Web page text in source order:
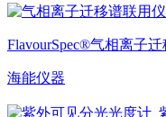
FlavourSpec®气相离子
海能仪器